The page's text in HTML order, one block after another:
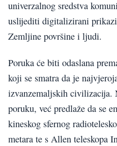
univerzalnog sredstva
uslijediti digitalizirani prikazi
Zemljine površine i ljudi.
Poruka će biti odaslana
koji se smatra da je
izvanzemaljskih civilizacija.
poruku, već predlaže da se
kineskog sfernog
metara te s Allen teleskopa